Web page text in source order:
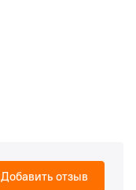
Добавить отзыв